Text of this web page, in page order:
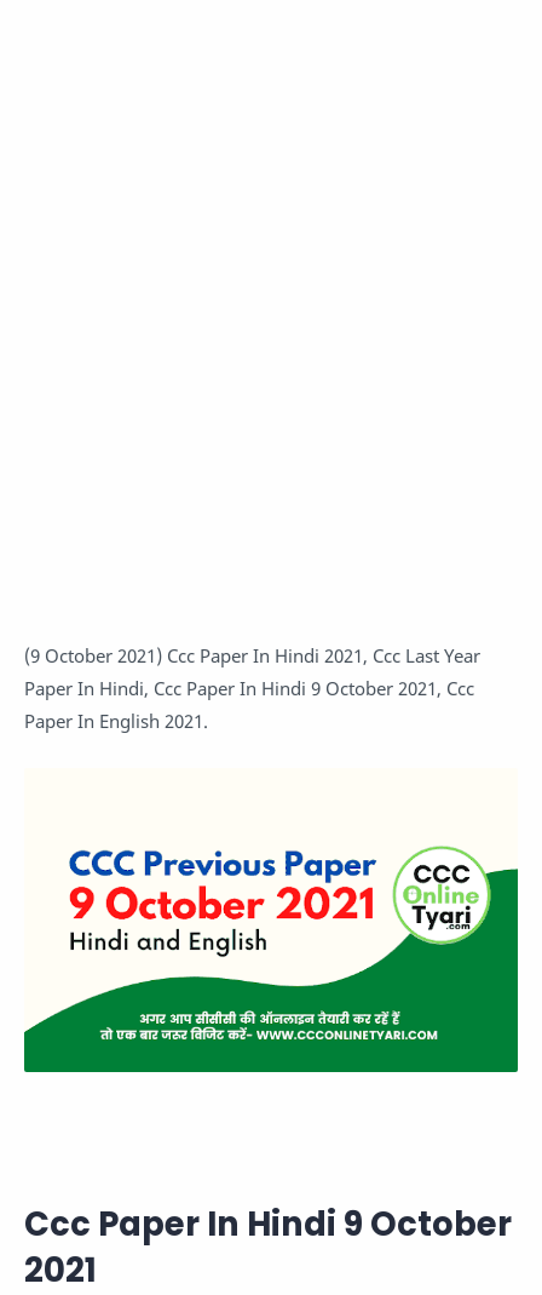
(9 October 2021) Ccc Paper In Hindi 2021, Ccc Last Year
Paper In Hindi, Ccc Paper In Hindi 9 October 2021, Ccc
Paper In English 2021.
Ccc Paper In Hindi 9 October
2021